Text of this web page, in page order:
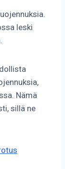
leski
Nämä
sillä ne